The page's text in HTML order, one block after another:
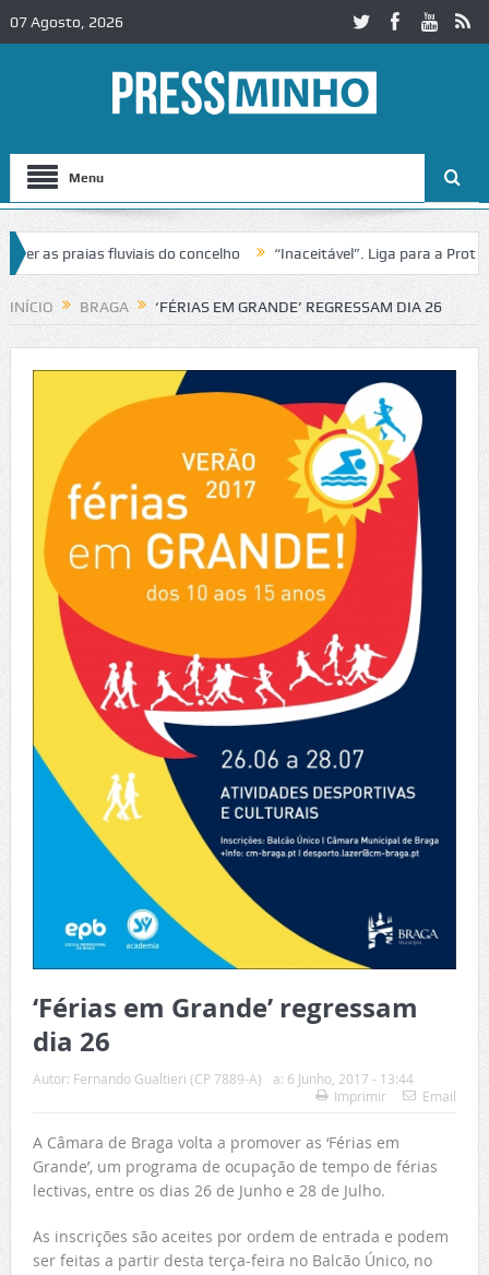
07 Agosto, 2026
Menu
praias fluviais do concelho “Inaceitável”. Liga para a Proteção
de trânsito no IC2 em Alcobaça Igreja do Castelo de
INÍCIO BRAGA ‘FÉRIAS EM GRANDE’ REGRESSAM DIA 26
‘Férias em Grande’ regressam
dia 26
Autor: Fernando Gualtieri (CP 7889-A) a: 6 Junho, 2017 - 13:44
Imprimir
Email
A Câmara de Braga volta a promover as ‘Férias em
Grande’, um programa de ocupação de tempo de férias
lectivas, entre os dias 26 de Junho e 28 de Julho.
As inscrições são aceites por ordem de entrada e podem
ser feitas a partir desta terça-feira no Balcão Único, no